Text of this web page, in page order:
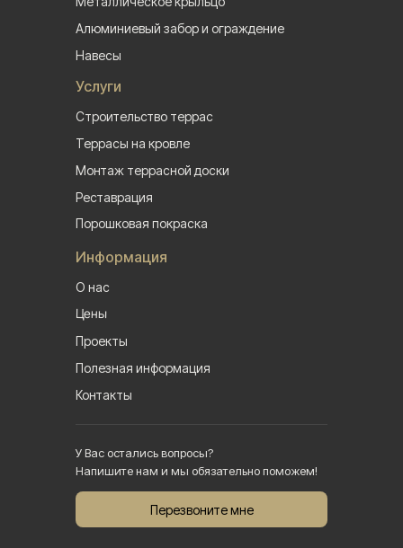
Навесы
Алюминиевый забор и ограждение
Строительство террас
Террасы на кровле
Монтаж террасной доски
Реставрация
Порошковая покраска
Услуги
Информация
О нас
Цены
Проекты
Полезная информация
Контакты
Перезвоните мне
У Вас остались вопросы?
Напишите нам и мы обязательно поможем!